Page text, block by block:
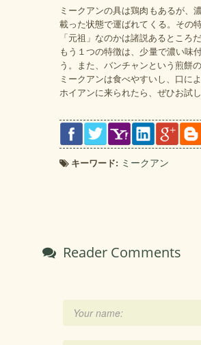
ミークアンの具は鶏肉もあるが、
載った状態で運ばれてくる。その
「元祖」なのかは諸説あるところ
もう１つの特徴は、少量で濃い味
う。また、バンチャンという煎餅
ミークアンは食べやすいし、口に
ホイアンに来られたら、ぜひお試
キーワード: ミークアン
Reader Comments